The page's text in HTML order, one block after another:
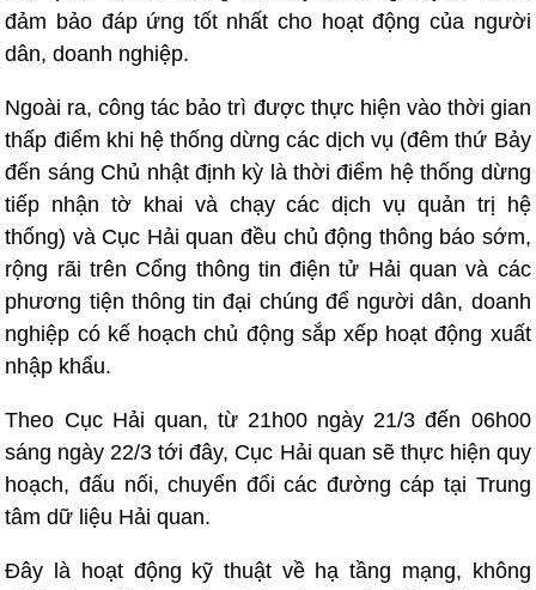
đảm bảo đáp ứng tốt nhất cho hoạt động của người
dân, doanh nghiệp.
Ngoài ra, công tác bảo trì được thực hiện vào thời gian
thấp điểm khi hệ thống dừng các dịch vụ (đêm thứ Bảy
đến sáng Chủ nhật định kỳ là thời điểm hệ thống dừng
tiếp nhận tờ khai và chạy các dịch vụ quản trị hệ
thống) và Cục Hải quan đều chủ động thông báo sớm,
rộng rãi trên Cổng thông tin điện tử Hải quan và các
phương tiện thông tin đại chúng để người dân, doanh
nghiệp có kế hoạch chủ động sắp xếp hoạt động xuất
nhập khẩu.
Theo Cục Hải quan, từ 21h00 ngày 21/3 đến 06h00
sáng ngày 22/3 tới đây, Cục Hải quan sẽ thực hiện quy
hoạch, đấu nối, chuyển đổi các đường cáp tại Trung
tâm dữ liệu Hải quan.
Đây là hoạt động kỹ thuật về hạ tầng mạng, không